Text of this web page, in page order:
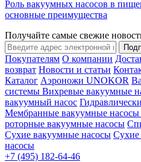
Роль вакуумных насосов в
основные преимущества
Получайте самые свежие
Покупателям О компании
возврат Новости и статьи
Каталог Аэроножи UNOKOR
системы Вихревые вакуумные
вакуумный насос
Мембранные вакуумные
роторные вакуумные насосы
Сухие вакуумные насосы Сухие
насосы
+7 (495) 182-64-46